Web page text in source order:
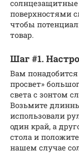
поверхностями
чтобы
товар.
Шаг #1.
Вам
просвет»
света с зонтом
Возьмите
использовали
один край, а
стола и
нашем случае